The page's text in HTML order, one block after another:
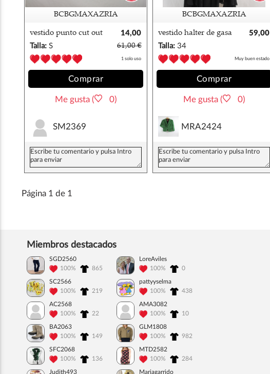
BCBGMAXAZRIA
vestido punto cut out
bcbg s
14,00
€
Talla: S 61,00 €
1 solo uso
Comprar
Me gusta ( 0)
SM2369
BCBGMAXAZRIA
vestido halter de gasa
y encaje
59,00
Talla: 34
Muy buen estado
Comprar
Me gusta ( 0)
MRA2424
Página 1 de 1
Miembros destacados
SGD2560
100%
865
LoreAviles
100%
0
SC2566
100%
219
pattyyselma
100%
438
AC2568
100%
22
AMA3082
100%
10
BA2063
100%
149
GLM1808
100%
982
SFC2068
100%
136
MTD2582
100%
284
Judith493 Mariagarrido